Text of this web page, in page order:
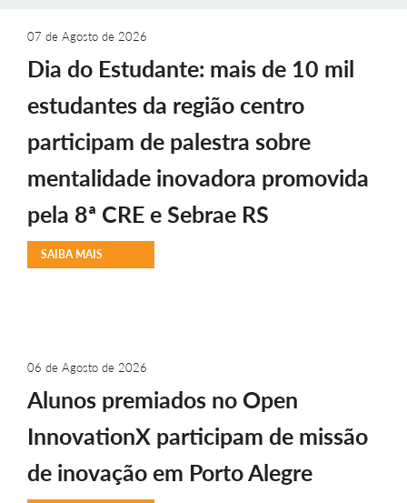
07 de Agosto de 2026
Dia do Estudante: mais de 10 mil
estudantes da região centro
participam de palestra sobre
mentalidade inovadora promovida
pela 8ª CRE e Sebrae RS
SAIBA MAIS
06 de Agosto de 2026
Alunos premiados no Open
InnovationX participam de missão
de inovação em Porto Alegre